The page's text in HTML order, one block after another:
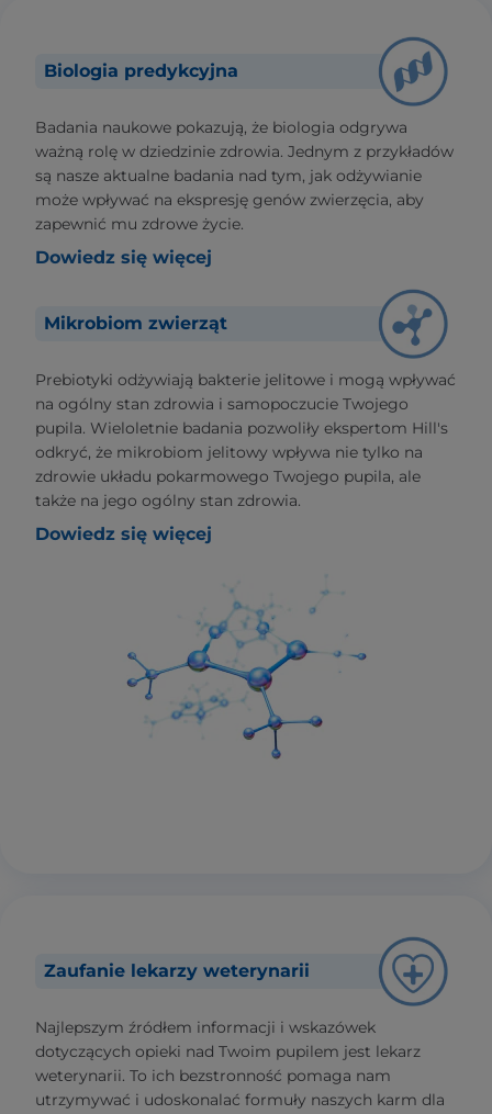
Biologia predykcyjna
Badania naukowe pokazują, że biologia odgrywa
ważną rolę w dziedzinie zdrowia. Jednym z przykładów
są nasze aktualne badania nad tym, jak odżywianie
może wpływać na ekspresję genów zwierzęcia, aby
zapewnić mu zdrowe życie.
Dowiedz się więcej
Mikrobiom zwierząt
Prebiotyki odżywiają bakterie jelitowe i mogą wpływać
na ogólny stan zdrowia i samopoczucie Twojego
pupila. Wieloletnie badania pozwoliły ekspertom Hill's
odkryć, że mikrobiom jelitowy wpływa nie tylko na
zdrowie układu pokarmowego Twojego pupila, ale
także na jego ogólny stan zdrowia.
Dowiedz się więcej
Zaufanie lekarzy weterynarii
Najlepszym źródłem informacji i wskazówek
dotyczących opieki nad Twoim pupilem jest lekarz
weterynarii. To ich bezstronność pomaga nam
utrzymywać i udoskonalać formuły naszych karm dla